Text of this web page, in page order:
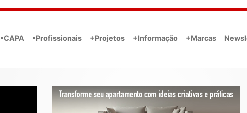
•CAPA •Profissionais +Projetos +Informação +Marcas